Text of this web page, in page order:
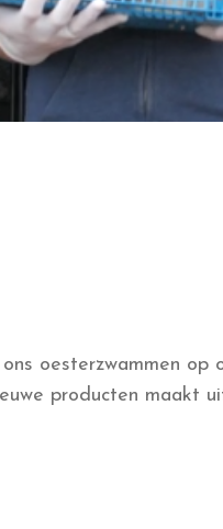
oesterzwammen op
producten maakt